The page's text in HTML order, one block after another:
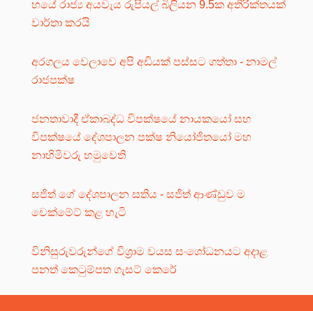
හයේ රාජ්‍ය අයවැය රුපියල් බිලියන 9.5ක අතිරික්තයක්
වාර්තා කරයි
අරගලය වෙලාවෙ අපි අඩියක් පස්සට ගත්තා - නාමල්
රාජපක්ෂ
ජනතාවාදී ඒකාබද්ධ විපක්ෂයේ නායකයෝ සහ
විපක්ෂයේ දේශපාලන පක්ෂ නියෝජිතයෝ මහ
නාහිමිවරු හමුවෙති
සජිත් ගේ දේශපාලන සතිය - සජිත් ආණ්ඩුව ම
චෙක්මේට් කළ හැටි
විනිසුරුවරුන්ගේ විශ්‍රාම වයස සංශෝධනයට අදාළ
පනත් කෙටුම්පත ගැසට් කෙරේ